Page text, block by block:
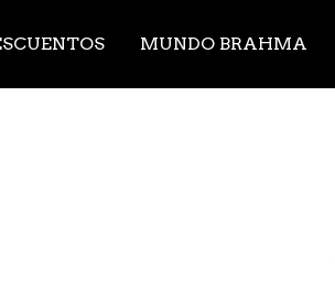
MUNDO BRAHMA